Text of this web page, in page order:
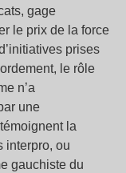
gage
le prix de la force
prises
le rôle
n’a
une
la
interpro, ou
gauchiste du